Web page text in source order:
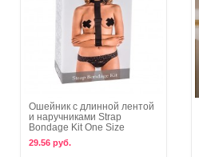
В корзину
Ошейник с длинной лентой
и наручниками Strap
Bondage Kit One Size
29.56 руб.